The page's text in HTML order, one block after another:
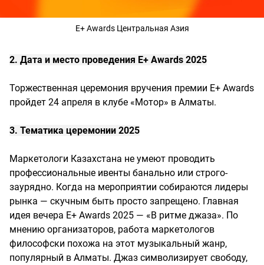
Е+ Awards Центральная Азия
2. Дата и место проведения E+ Awards 2025
Торжественная церемония вручения премии E+ Awards
пройдет 24 апреля в клубе «Мотор» в Алматы.
3. Тематика церемонии 2025
Маркетологи Казахстана не умеют проводить
профессиональные ивенты банально или строго-
заурядно. Когда на мероприятии собираются лидеры
рынка — скучным быть просто запрещено. Главная
идея вечера E+ Awards 2025 — «В ритме джаза». По
мнению организаторов, работа маркетологов
философски похожа на этот музыкальный жанр,
популярный в Алматы. Джаз символизирует свободу,